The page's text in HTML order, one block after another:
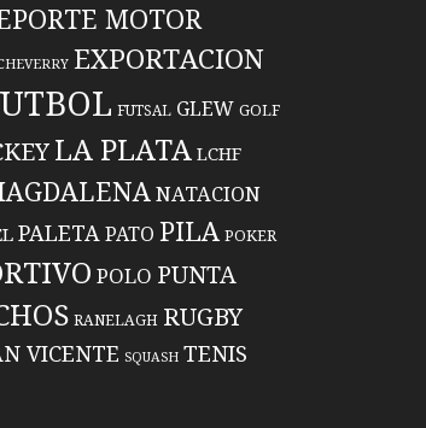
MOTOR
EXPORTACION
FUTSAL GLEW GOLF
LA PLATA LCHF
NATACION
PALETAPATO PILA POKER
POLO PUNTA
RANELAGH RUGBY
VICENTE SQUASH TENIS